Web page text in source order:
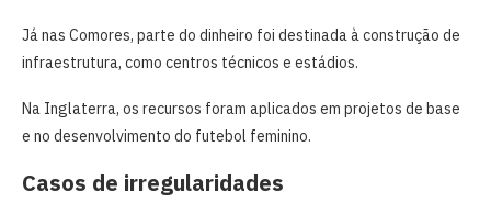
Já nas Comores, parte do dinheiro foi destinada à construção de
infraestrutura, como centros técnicos e estádios.
Na Inglaterra, os recursos foram aplicados em projetos de base
e no desenvolvimento do futebol feminino.
Casos de irregularidades